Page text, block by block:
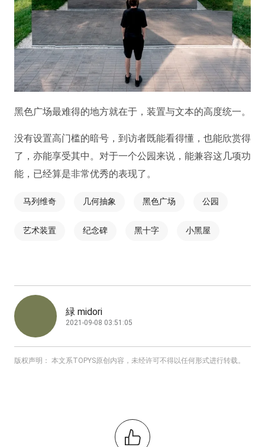
黑色广场最难得的地方就在于，装置与文本的高度统一。
没有设置高门槛的暗号，到访者既能看得懂，也能欣赏得
了，亦能享受其中。对于一个公园来说，能兼容这几项功
能，已经算是非常优秀的表现了。
马列维奇 几何抽象 黑色广场 公园
艺术装置 纪念碑 黑十字 小黑屋
緑 midori
2021-09-08 03:51:05
版权声明： 本文系TOPYS原创内容，未经许可不得以任何形式进行转载。